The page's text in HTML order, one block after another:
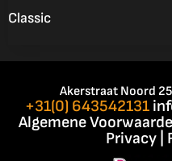
Classic
Akerstraat Noord
+31(0) 643542131
Algemene
Privacy